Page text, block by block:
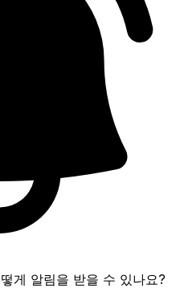
게 알림을 받을 수 있나요?